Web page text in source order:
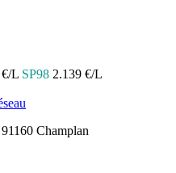
€/L SP98 2.139 €/L
Champlan